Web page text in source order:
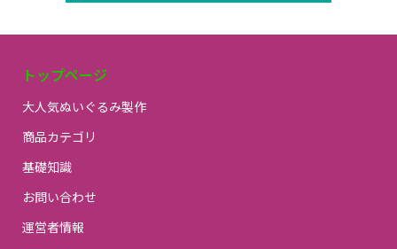
トップページ
大人気ぬいぐるみ製作
商品カテゴリ
基礎知識
お問い合わせ
運営者情報